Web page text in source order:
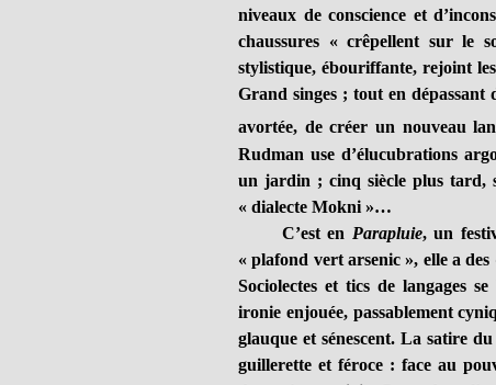
niveaux de conscience et
chaussures « crêpellent sur le
stylistique, ébouriffante, rejoint
Grand singes ; tout en
avortée, de créer un nouveau
Rudman use d’élucubrations
un jardin ; cinq siècle plus tard,
« dialecte Mokni »…
C’est en Parapluie, un
« plafond vert arsenic », elle a
Sociolectes et tics de langages
ironie enjouée, passablement
glauque et sénescent. La satire
guillerette et féroce : face au